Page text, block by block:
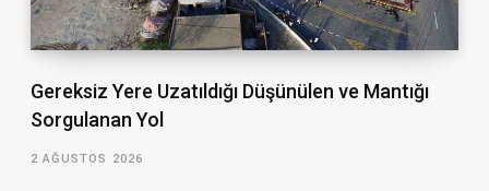
Gereksiz Yere Uzatıldığı Düşünülen ve Mantığı
Sorgulanan Yol
2 AĞUSTOS 2026